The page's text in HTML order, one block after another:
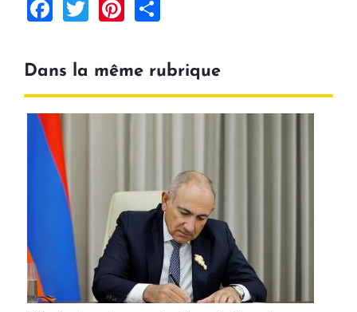
Facebook
TwitterPinterest
Dans la même rubrique